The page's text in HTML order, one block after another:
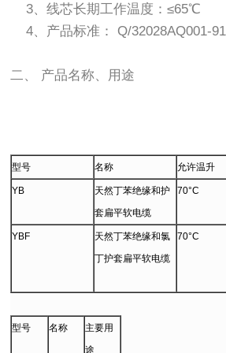
3、线芯长期工作温度：≤65℃
4、产品标准： Q/32028AQ001-91
二、 产品名称、用途
型号 名称 允许温升
YB
天然丁苯绝缘和护
套扁平软电缆
70°C
YBF
天然丁苯绝缘和氯
丁护套扁平软电缆
70°C
型号 名称
主要用
途